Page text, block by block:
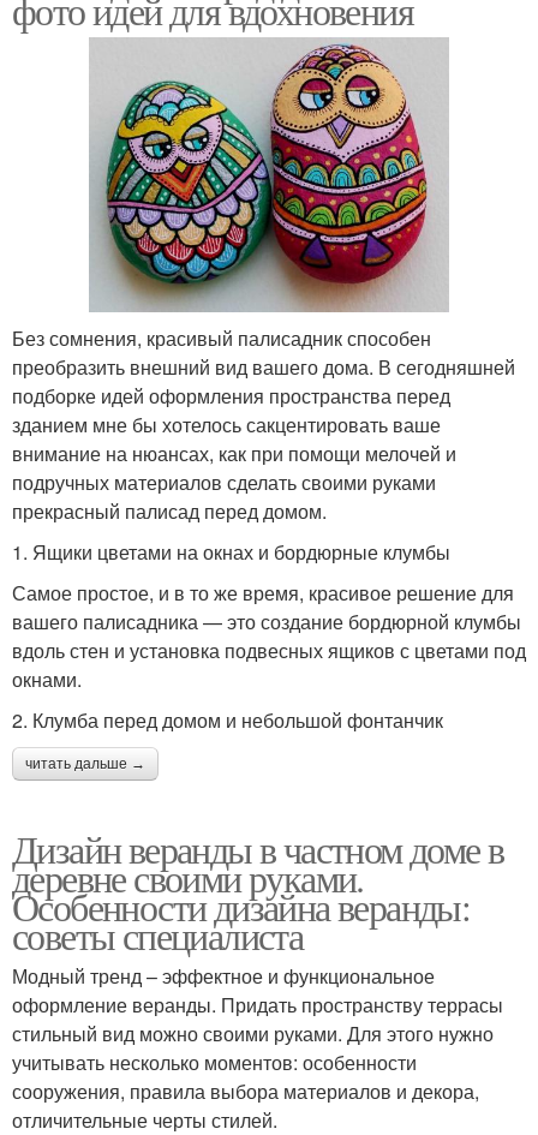
фото идей для вдохновения
Без сомнения, красивый палисадник способен
преобразить внешний вид вашего дома. В сегодняшней
подборке идей оформления пространства перед
зданием мне бы хотелось сакцентировать ваше
внимание на нюансах, как при помощи мелочей и
подручных материалов сделать своими руками
прекрасный палисад перед домом.
1. Ящики цветами на окнах и бордюрные клумбы
Самое простое, и в то же время, красивое решение для
вашего палисадника — это создание бордюрной клумбы
вдоль стен и установка подвесных ящиков с цветами под
окнами.
2. Клумба перед домом и небольшой фонтанчик
читать дальше →
Дизайн веранды в частном доме в
деревне своими руками.
Особенности дизайна веранды:
советы специалиста
Модный тренд – эффектное и функциональное
оформление веранды. Придать пространству террасы
стильный вид можно своими руками. Для этого нужно
учитывать несколько моментов: особенности
сооружения, правила выбора материалов и декора,
отличительные черты стилей.